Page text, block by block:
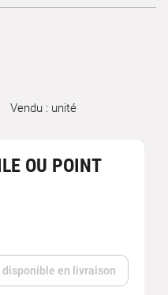
Vendu : unité
OU POINT
disponible en livraison